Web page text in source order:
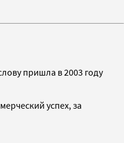
пришла в 2003 году
успех, за